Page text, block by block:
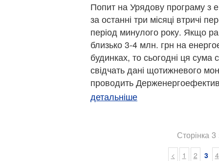
Попит на Урядову програму з
за останні три місяці втричі
період минулого року. Якщо
близько 3-4 млн. грн на
будинках, то сьогодні ця
свідчать дані щотижневого
проводить
детальніше
Сторінка 3
< 1 2 3 4